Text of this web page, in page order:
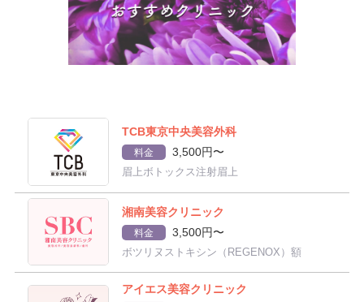
TCB東京中央美容外科
料金 3,500円〜
眉上ボトックス注射眉上
湘南美容クリニック
料金 3,500円〜
ボツリヌストキシン（REGENOX）額
アイエス美容クリニック